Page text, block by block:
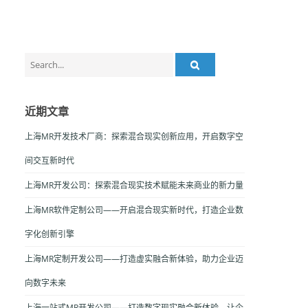
for:
近期文章
上海MR开发技术厂商：探索混合现实创新应用，开启数字空
间交互新时代
上海MR开发公司：探索混合现实技术赋能未来商业的新力量
上海MR软件定制公司——开启混合现实新时代，打造企业数
字化创新引擎
上海MR定制开发公司——打造虚实融合新体验，助力企业迈
向数字未来